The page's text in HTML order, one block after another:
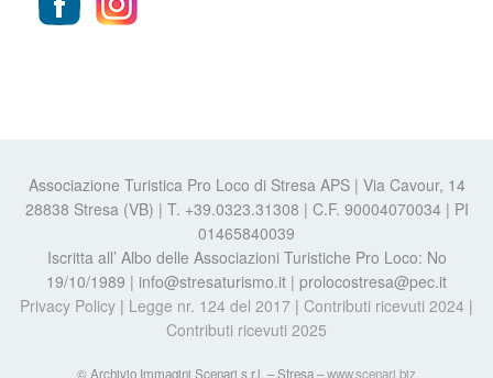
Associazione Turistica Pro Loco di Stresa APS | Via Cavour, 14
28838 Stresa (VB) | T. +39.0323.31308 | C.F. 90004070034 | PI
01465840039
Iscritta all’ Albo delle Associazioni Turistiche Pro Loco: No
19/10/1989 | info@stresaturismo.it | prolocostresa@pec.it
Privacy Policy | Legge nr. 124 del 2017 | Contributi ricevuti 2024 |
Contributi ricevuti 2025
© Archivio Immagini Scenari s.r.l. – Stresa –www.scenari.biz